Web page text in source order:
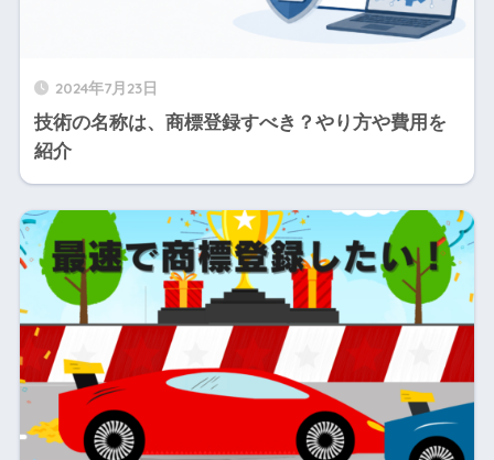
2024年7月23日
技術の名称は、商標登録すべき？やり方や費用を
紹介